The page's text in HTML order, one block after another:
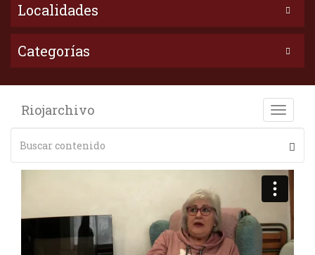
Localidades
Categorías
Toggle
Riojarchivo